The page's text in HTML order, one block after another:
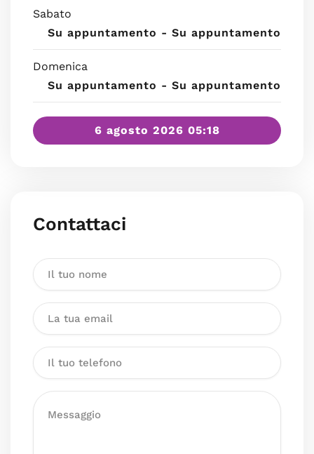
Sabato
Su appuntamento - Su appuntamento
Domenica
Su appuntamento - Su appuntamento
6 agosto 2026 05:18
Contattaci